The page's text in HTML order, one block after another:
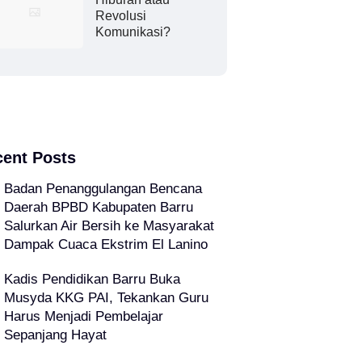
Revolusi
Komunikasi?
Posts
Badan Penanggulangan Bencana
Daerah BPBD Kabupaten Barru
Salurkan Air Bersih ke Masyarakat
Dampak Cuaca Ekstrim El Lanino
Kadis Pendidikan Barru Buka
Musyda KKG PAI, Tekankan Guru
Harus Menjadi Pembelajar
Sepanjang Hayat